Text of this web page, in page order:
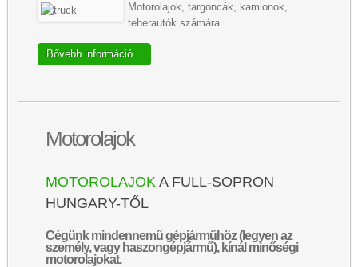
Motorolajok, targoncák, kamionok,
teherautók számára
Bővebb információ
Motorolajok
MOTOROLAJOKA FULL-SOPRON
HUNGARY-TŐL
Cégünk mindennemű gépjárműhöz (legyen az
személy, vagy haszongépjármű), kínál minőségi
motorolajokat.